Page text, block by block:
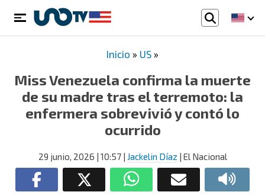
Inicio » US »
Miss Venezuela confirma la muerte
de su madre tras el terremoto: la
enfermera sobrevivió y contó lo
ocurrido
29 junio, 2026 | 10:57| Jackelin Díaz | El Nacional